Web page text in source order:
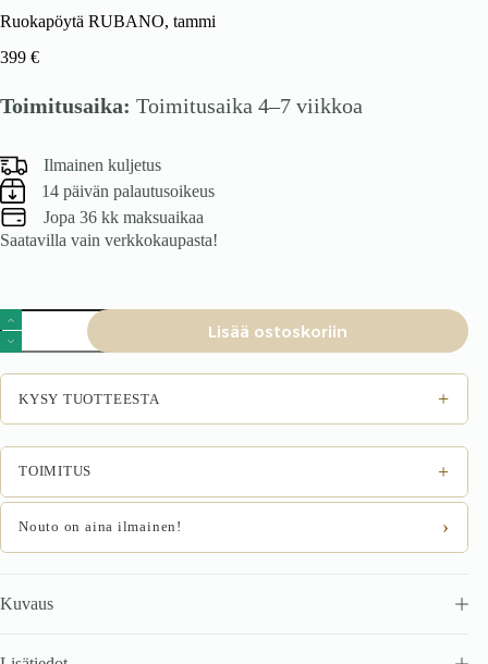
Ruokapöytä RUBANO, tammi
399 €
Toimitusaika: Toimitusaika 4–7 viikkoa
Ilmainen kuljetus
14 päivän palautusoikeus
Jopa 36 kk maksuaikaa
Saatavilla vain verkkokaupasta!
Ruokapöytä
RUBANO,
tammi
määrä
Lisää ostoskoriin
KYSY TUOTTEESTA +
TOIMITUS +
Nouto on aina ilmainen! ›
Kuvaus